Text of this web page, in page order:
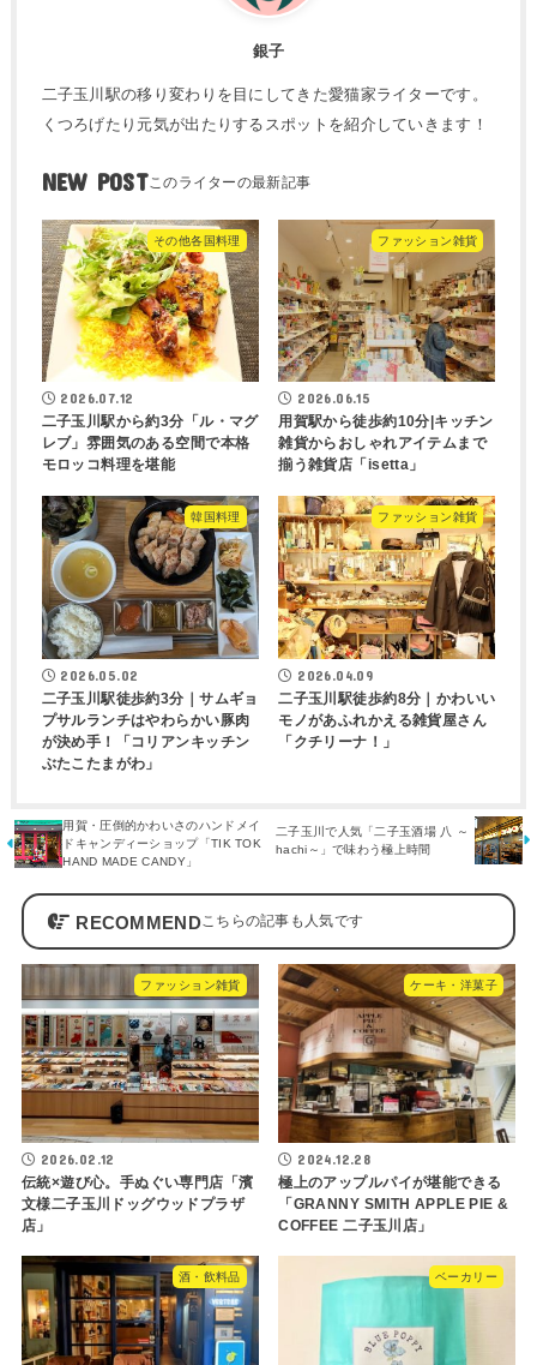
銀子
二子玉川駅の移り変わりを目にしてきた愛猫家ライターです。
くつろげたり元気が出たりするスポットを紹介していきます！
NEW POST
その他各国料理
2026.07.12
二子玉川駅から約3分「ル・マグ
レブ」雰囲気のある空間で本格
モロッコ料理を堪能
ファッション雑貨
2026.06.15
用賀駅から徒歩約10分|キッチン
雑貨からおしゃれアイテムまで
揃う雑貨店「isetta」
韓国料理
2026.05.02
二子玉川駅徒歩約3分｜サムギョ
プサルランチはやわらかい豚肉
が決め手！「コリアンキッチン
ぶたこたまがわ」
ファッション雑貨
2026.04.09
二子玉川駅徒歩約8分｜かわいい
モノがあふれかえる雑貨屋さん
「クチリーナ！」
用賀・圧倒的かわいさのハンドメイ
ドキャンディーショップ「TIK TOK
HAND MADE CANDY」
二子玉川で人気「二子玉酒場 八 ～
hachi～」で味わう極上時間
RECOMMEND
ファッション雑貨
2026.02.12
伝統×遊び心。手ぬぐい専門店「濱
文様二子玉川ドッグウッドプラザ
店」
ケーキ・洋菓子
2024.12.28
極上のアップルパイが堪能できる
「GRANNY SMITH APPLE PIE &
COFFEE 二子玉川店」
酒・飲料品 ベーカリー